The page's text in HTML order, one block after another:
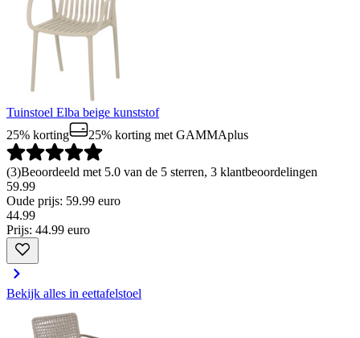
Tuinstoel Elba beige kunststof
25% korting
25% korting met GAMMAplus
(3)Beoordeeld met 5.0 van de 5 sterren, 3 klantbeoordelingen
59.99
Oude prijs: 59.99 euro
44.99
Prijs: 44.99 euro
Bekijk alles in eettafelstoel